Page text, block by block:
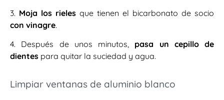
3. Moja los rieles que tienen el bicarbonato de socio
con vinagre.
4. Después de unos minutos, pasa un cepillo de
dientes para quitar la suciedad y agua.
Limpiar ventanas de aluminio blanco